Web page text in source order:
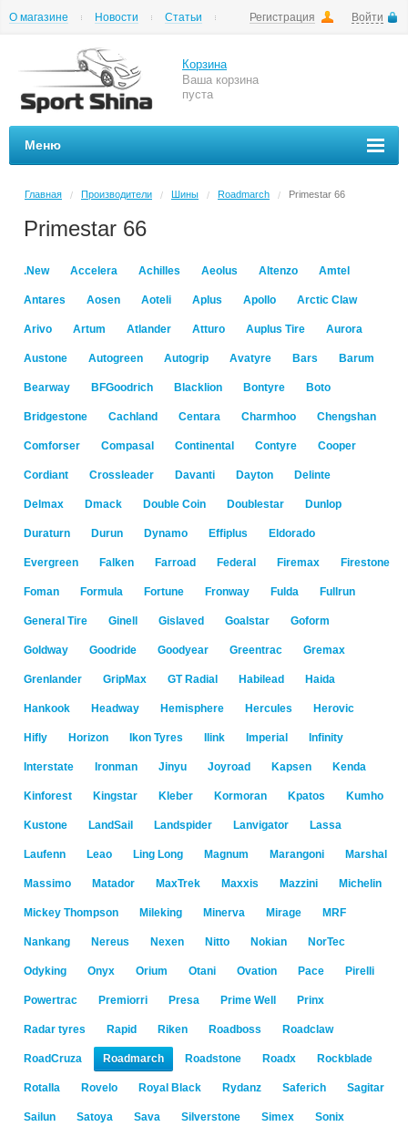
Регистрация Войти
О магазине Новости
Статьи
Корзина
Ваша корзина
пуста
Меню
Главная / Производители / Шины / Roadmarch / Primestar 66
Primestar 66
.New Accelera Achilles Aeolus Altenzo Amtel
Antares Aosen Aoteli Aplus Apollo Arctic Claw
Arivo Artum Atlander Atturo Auplus Tire Aurora
Austone Autogreen Autogrip Avatyre Bars Barum
Bearway BFGoodrich Blacklion Bontyre Boto
Bridgestone Cachland Centara Charmhoo Chengshan
Comforser Compasal Continental Contyre Cooper
Cordiant Crossleader Davanti Dayton Delinte
Delmax Dmack Double Coin Doublestar Dunlop
Duraturn Durun Dynamo Effiplus Eldorado
Evergreen Falken Farroad Federal Firemax Firestone
Foman Formula Fortune Fronway Fulda Fullrun
General Tire Ginell Gislaved Goalstar Goform
Goldway Goodride Goodyear Greentrac Gremax
Grenlander GripMax GT Radial Habilead Haida
Hankook Headway Hemisphere Hercules Herovic
Hifly Horizon Ikon Tyres Ilink Imperial Infinity
Interstate Ironman Jinyu Joyroad Kapsen Kenda
Kinforest Kingstar Kleber Kormoran Kpatos Kumho
Kustone LandSail Landspider Lanvigator Lassa
Laufenn Leao Ling Long Magnum Marangoni Marshal
Massimo Matador MaxTrek Maxxis Mazzini Michelin
Mickey Thompson Mileking Minerva Mirage MRF
Nankang Nereus Nexen Nitto Nokian NorTec
Odyking Onyx Orium Otani Ovation Pace Pirelli
Powertrac Premiorri Presa Prime Well Prinx
Radar tyres Rapid Riken Roadboss Roadclaw
RoadCruza Roadmarch Roadstone Roadx Rockblade
Rotalla Rovelo Royal Black Rydanz Saferich Sagitar
Sailun Satoya Sava Silverstone Simex Sonix